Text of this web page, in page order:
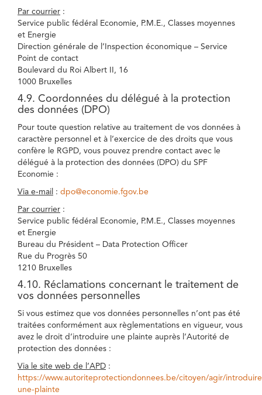
Par courrier :
Service public fédéral Economie, P.M.E., Classes moyennes
et Energie
Direction générale de l’Inspection économique – Service
Point de contact
Boulevard du Roi Albert II, 16
1000 Bruxelles
4.9. Coordonnées du délégué à la protection
des données (DPO)
Pour toute question relative au traitement de vos données à
caractère personnel et à l’exercice de des droits que vous
confère le RGPD, vous pouvez prendre contact avec le
délégué à la protection des données (DPO) du SPF
Economie :
Via e-mail : dpo@economie.fgov.be
Par courrier :
Service public fédéral Economie, P.M.E., Classes moyennes
et Energie
Bureau du Président – Data Protection Officer
Rue du Progrès 50
1210 Bruxelles
4.10. Réclamations concernant le traitement de
vos données personnelles
Si vous estimez que vos données personnelles n’ont pas été
traitées conformément aux règlementations en vigueur, vous
avez le droit d’introduire une plainte auprès l’Autorité de
protection des données :
Via le site web de l’APD :
https://www.autoriteprotectiondonnees.be/citoyen/agir/
une-plainte